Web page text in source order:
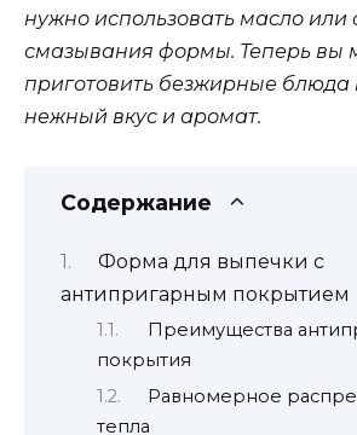
нужно использовать масло или
смазывания формы. Теперь вы
приготовить безжирные блюда
нежный вкус и аромат.
Содержание
Форма для выпечки с
антипригарным покрытием
Преимущества
покрытия
Равномерное
тепла